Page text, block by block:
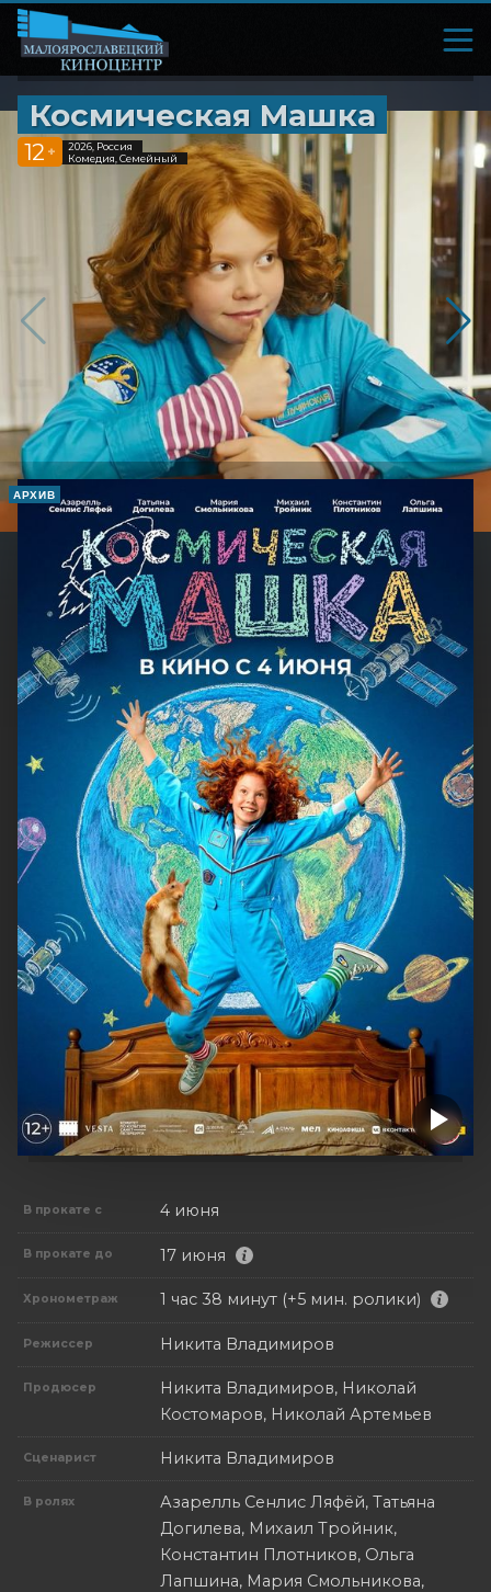
Космическая Машка
12 +
2026, Россия
Комедия, Семейный
АРХИВ
В прокате с 4 июня
В прокате до 17 июня
Хронометраж 1 час 38 минут (+5 мин. ролики)
Режиссер Никита Владимиров
Продюсер
Никита Владимиров, Николай
Костомаров, Николай Артемьев
Сценарист Никита Владимиров
В ролях
Азарелль Сенлис Ляфёй, Татьяна
Догилева, Михаил Тройник,
Константин Плотников, Ольга
Лапшина, Мария Смольникова,